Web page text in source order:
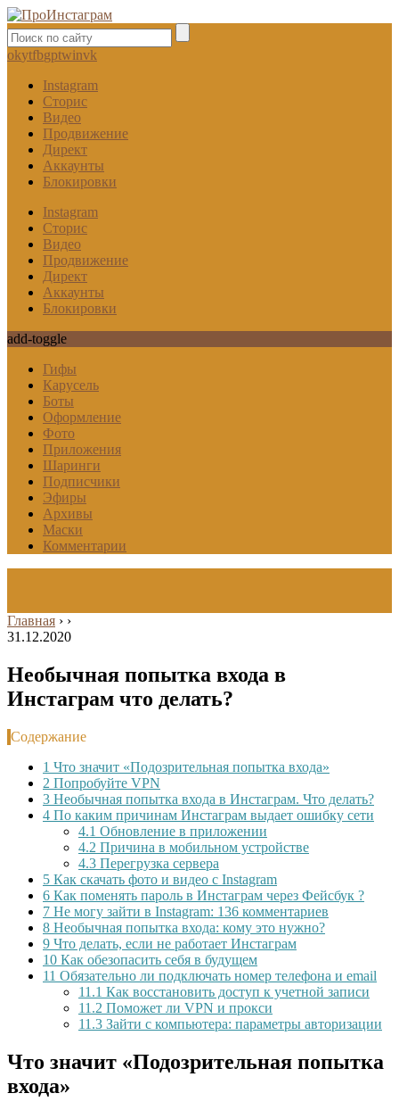
okytfbgptwinvk
Instagram
Сторис
Видео
Продвижение
Директ
Аккаунты
Блокировки
Instagram
Сторис
Видео
Продвижение
Директ
Аккаунты
Блокировки
add-toggle
Гифы
Карусель
Боты
Оформление
Фото
Приложения
Шаринги
Подписчики
Эфиры
Архивы
Маски
Комментарии
Главная › ›
31.12.2020
Необычная попытка входа в
Инстаграм что делать?
Содержание
1 Что значит «Подозрительная попытка входа»
2 Попробуйте VPN
3 Необычная попытка входа в Инстаграм. Что делать?
4 По каким причинам Инстаграм выдает ошибку сети
4.1 Обновление в приложении
4.2 Причина в мобильном устройстве
4.3 Перегрузка сервера
5 Как скачать фото и видео с Instagram
6 Как поменять пароль в Инстаграм через Фейсбук ?
7 Не могу зайти в Instagram: 136 комментариев
8 Необычная попытка входа: кому это нужно?
9 Что делать, если не работает Инстаграм
10 Как обезопасить себя в будущем
11 Обязательно ли подключать номер телефона и email
11.1 Как восстановить доступ к учетной записи
11.2 Поможет ли VPN и прокси
11.3 Зайти с компьютера: параметры авторизации
Что значит «Подозрительная попытка
входа»